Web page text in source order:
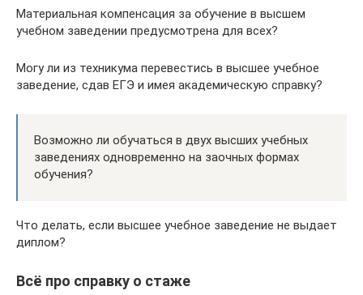
Материальная компенсация за обучение в высшем
учебном заведении предусмотрена для всех?
Могу ли из техникума перевестись в высшее учебное
заведение, сдав ЕГЭ и имея академическую справку?
Возможно ли обучаться в двух высших учебных
заведениях одновременно на заочных формах
обучения?
Что делать, если высшее учебное заведение не выдает
диплом?
Всё про справку о стаже